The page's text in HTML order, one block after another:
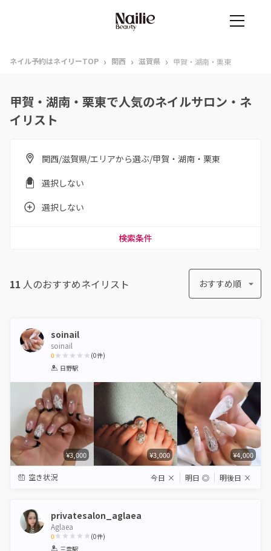
ネイル予約はネイリーTOP › 関西 › 滋賀県 › 甲賀・湖南・栗東
甲賀・湖南・栗東で人気のネイルサロン・ネ
イリスト
関西/滋賀県/エリアから選ぶ/甲賀・湖南・栗東
選択しない
選択しない
検索条件
11 人のおすすめネイリスト おすすめ順
soinail
soinail
0
1 2 3 4
(0件)
日野駅
¥3,000 ¥3,000 ¥4,000
空き状況 今日 × 明日 ◎ 明後日 ×
privatesalon_aglaea
Aglaea
0 (0件)
三雲駅